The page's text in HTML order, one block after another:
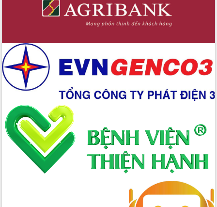
Hội nghị lần thứ tư Ban Chỉ đạo công
tác bầu cử tỉnh Đắk Lắk
Phó Thủ tướng Hồ Quốc Dũng đánh giá
cao kết quả Chiến dịch Quang Trung
tại Đắk Lắk
Hội nghị Ban Chấp hành Đảng bộ tỉnh
Đắk Lắk lần thứ 2 (mở rộng)
Tập trung giải phóng mặt bằng, đẩy
nhanh tiến độ Tuyến đường bộ ven
biển
Gỡ khó, khởi công xây dựng, sửa chữa
toàn bộ nhà ở cho hộ dân đúng tiến độ
UBND tỉnh Đắk Lắk tổng kết công tác